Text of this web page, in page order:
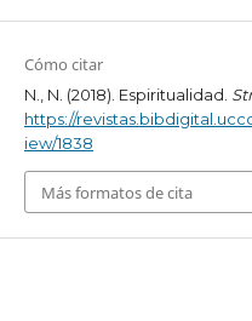
Cómo citar
N., N. (2018). Espiritualidad.
https://
iew/1838
Más formatos de cita